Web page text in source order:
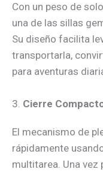
Con un peso de solo
una de las sillas
Su diseño facilita
transportarla,
para aventuras
3. Cierre
El mecanismo de
rápidamente
multitarea. Una vez